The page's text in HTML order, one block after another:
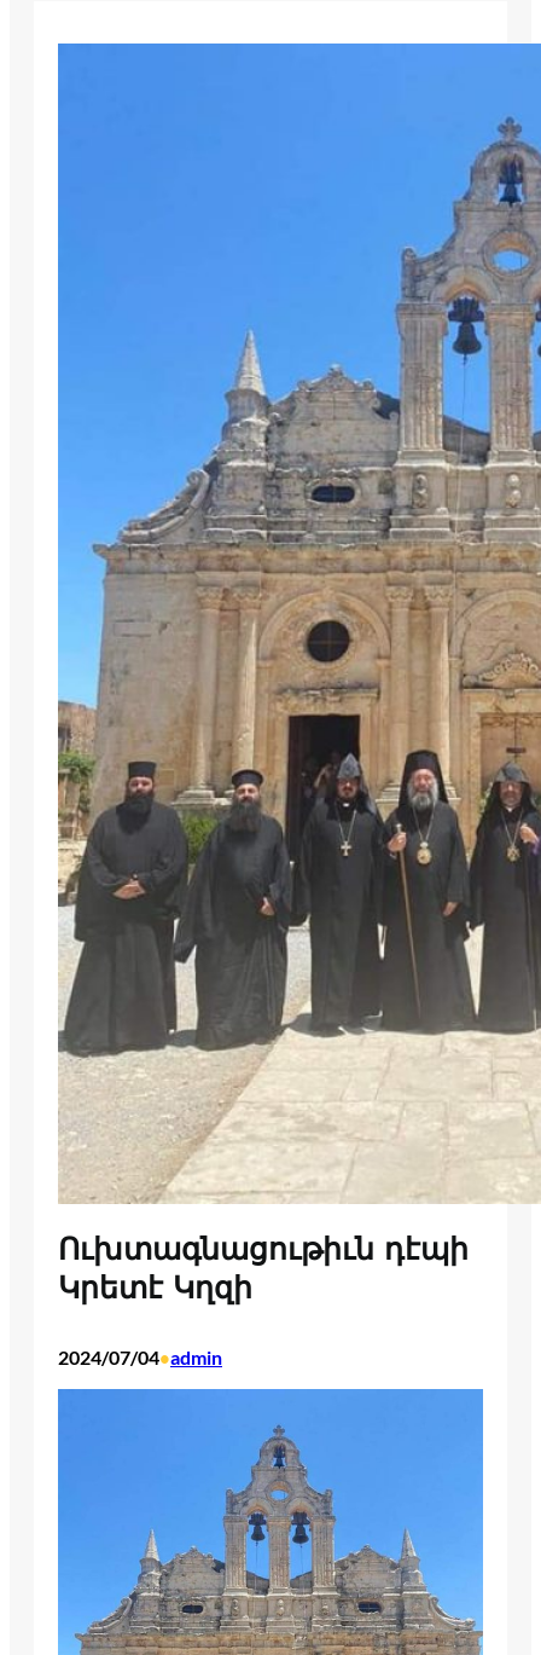
Ուխտագնացութիւն դէպի
Կրետէ Կղզի
2024/07/04•admin